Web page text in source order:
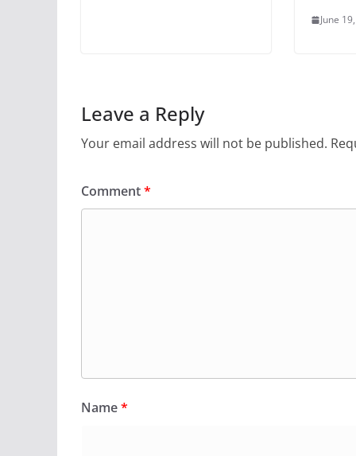
June
Leave a Reply
Your email address will not be published.
Comment*
Name*